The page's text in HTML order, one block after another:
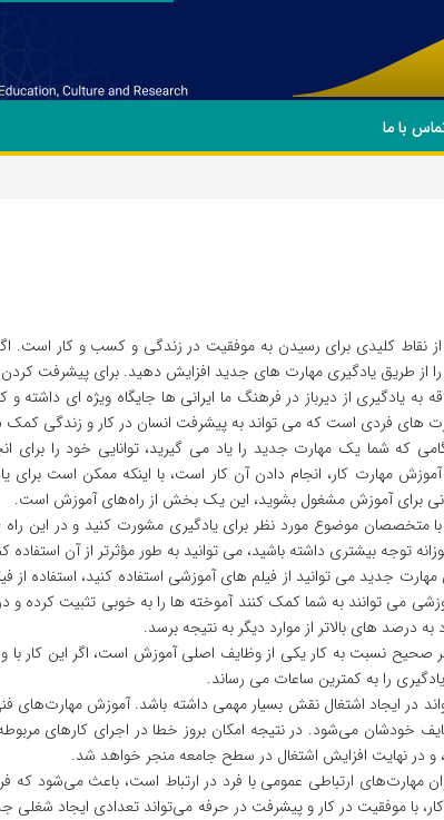
با ما
نقاط کلیدی برای رسیدن به موفقیت در زندگی و کسب و کار است.
از طریق یادگیری مهارت‌ های جدید افزایش دهید. برای پیشرفت کردن
به یادگیری از دیرباز در فرهنگ ما ایرانی ها جایگاه ویژه ای
های فردی است که می تواند به پیشرفت انسان در کار و زندگی کمک
که شما یک مهارت جدید را یاد می گیرید، توانایی خود را
مهارت کار، انجام دادن آن کار است، با اینکه ممکن است
برای آموزش مشغول بشوید، این یک بخش از راه‌های آموزش است.
با متخصصان موضوع مورد نظر برای یادگیری مشورت کنید و در این
توجه بیشتری داشته باشید، می توانید به طور مؤثرتر از آن استفاده
مهارت جدید می ‌توانید از فیلم‌ های آموزشی استفاده کنید، استفاده
می توانند به شما کمک کنند آموخته ها را به خوبی تثبیت کرده و
به درصد های بالاتر از موارد دیگر به نتیجه برسد.
صحیح نسبت به کار یکی از وظایف اصلی آموزش است، اگر این کار با
را به کمترین ساعات می ‌رساند.
در ایجاد اشتغال نقش بسیار مهمی داشته باشد. آموزش مهارت‌های
خودشان می‌شود. در نتیجه امکان بروز خطا در اجرای کارهای
در نهایت افزایش اشتغال در سطح جامعه منجر خواهد شد.
مهارت‌های ارتباطی عمومی با فرد در ارتباط است، باعث می‌شود که
با موفقیت در کار و پیشرفت در حرفه می‌تواند تعدادی ایجاد شغلی